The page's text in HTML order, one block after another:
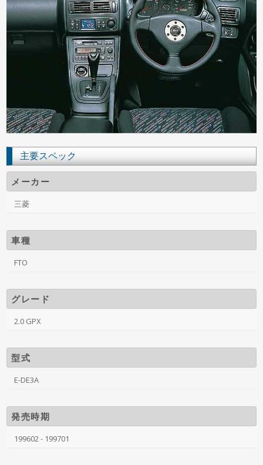
主要スペック
メーカー
三菱
車種
FTO
グレード
2.0 GPX
型式
E-DE3A
発売時期
199602 - 199701